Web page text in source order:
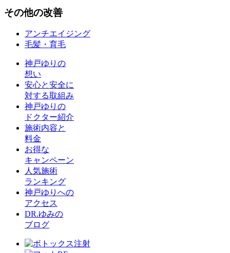
その他の改善
アンチエイジング
毛髪・育毛
神戸ゆりの
想い
安心と安全に
対する取組み
神戸ゆりの
ドクター紹介
施術内容と
料金
お得な
キャンペーン
人気施術
ランキング
神戸ゆりへの
アクセス
DR.ゆみの
ブログ